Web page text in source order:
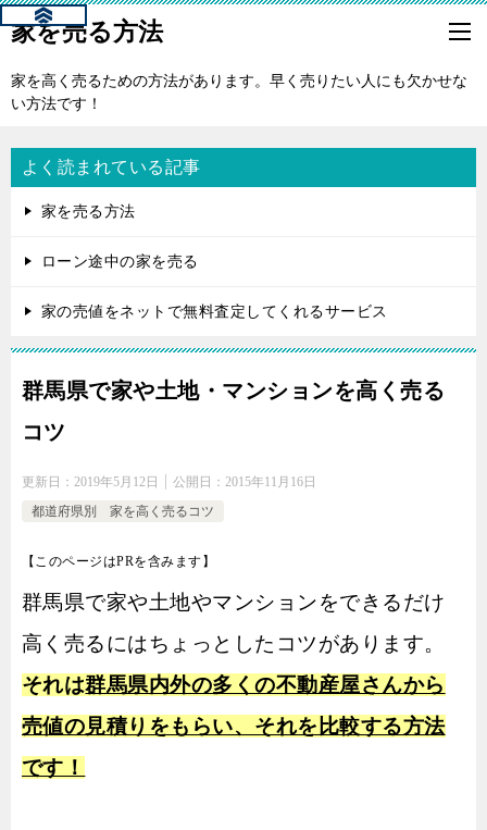
家を売る方法
家を高く売るための方法があります。早く売りたい人にも欠かせな
い方法です！
よく読まれている記事
家を売る方法
ローン途中の家を売る
家の売値をネットで無料査定してくれるサービス
群馬県で家や土地・マンションを高く売る
コツ
更新日： 2019年5月12日 公開日： 2015年11月16日
都道府県別 家を高く売るコツ
【このページはPRを含みます】
群馬県で家や土地やマンションをできるだけ
高く売るにはちょっとしたコツがあります。
それは群馬県内外の多くの不動産屋さんから
売値の見積りをもらい、それを比較する方法
です！